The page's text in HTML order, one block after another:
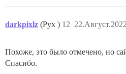
darkpixlz (Pyx ) 12
Похоже, это было отмечено, но
Спасибо.